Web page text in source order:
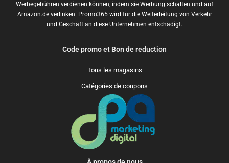
Werbegebühren verdienen können, indem sie Werbung schalten und auf
Amazon.de verlinken. Promo365 wird für die Weiterleitung von Verkehr
und Geschäft an diese Unternehmen entschädigt.
Code promo et Bon de reduction
Tous les magasins
Catégories de coupons